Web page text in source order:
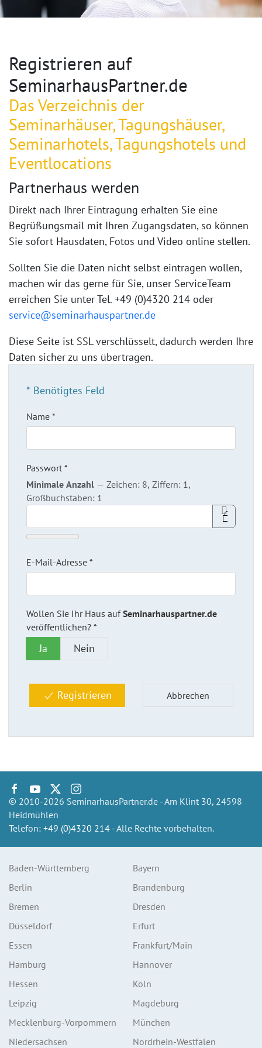
Registrieren auf
SeminarhausPartner.de
Das Verzeichnis der
Seminarhäuser, Tagungshäuser,
Seminarhotels, Tagungshotels und
Eventlocations
Partnerhaus werden
Direkt nach Ihrer Eintragung erhalten Sie eine
Begrüßungsmail mit Ihren Zugangsdaten, so können
Sie sofort Hausdaten, Fotos und Video online stellen.
Sollten Sie die Daten nicht selbst eintragen wollen,
machen wir das gerne für Sie, unser ServiceTeam
erreichen Sie unter Tel. +49 (0)4320 214 oder
service@seminarhauspartner.de
Diese Seite ist SSL verschlüsselt, dadurch werden Ihre
Daten sicher zu uns übertragen.
* Benötigtes Feld
Name *
Passwort *
Minimale Anzahl — Zeichen: 8, Ziffern: 1,
Großbuchstaben: 1
E-Mail-Adresse *
Wollen Sie Ihr Haus aufSeminarhauspartner.de
veröffentlichen? *
Wollen Sie Ihr Haus auf
Ja Nein
Registrieren Abbrechen
© 2010-2026 SeminarhausPartner.de - Am Klint 30, 24598
Heidmühlen
Telefon: +49 (0)4320 214 - Alle Rechte vorbehalten.
Baden-Württemberg
Bayern
Berlin
Brandenburg
Bremen
Dresden
Düsseldorf
Erfurt
Essen
Frankfurt/Main
Hamburg
Hannover
Hessen
Köln
Leipzig
Magdeburg
Mecklenburg-Vorpommern
München
Niedersachsen
Nordrhein-Westfalen